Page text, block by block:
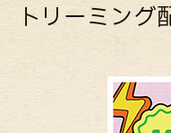
トリーミング